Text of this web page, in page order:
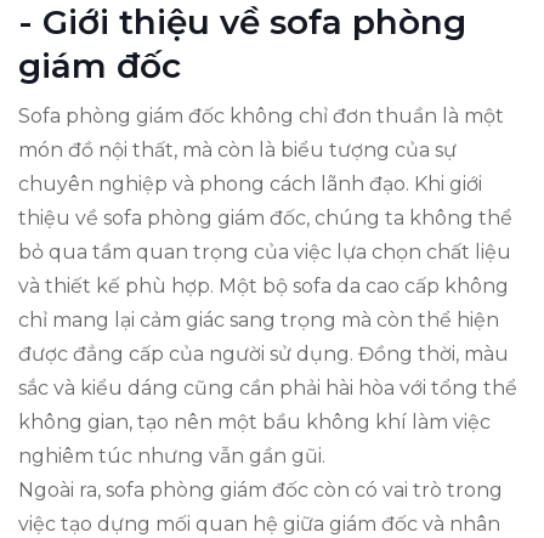
- Giới thiệu về sofa phòng
giám đốc
Sofa phòng giám đốc không chỉ đơn thuần là một
món đồ nội thất, mà còn là biểu tượng của sự
chuyên nghiệp và phong cách lãnh đạo. Khi giới
thiệu về sofa phòng giám đốc, chúng ta không thể
bỏ qua tầm quan trọng của việc lựa chọn chất liệu
và thiết kế phù hợp. Một bộ sofa da cao cấp không
chỉ mang lại cảm giác sang trọng mà còn thể hiện
được đẳng cấp của người sử dụng. Đồng thời, màu
sắc và kiểu dáng cũng cần phải hài hòa với tổng thể
không gian, tạo nên một bầu không khí làm việc
nghiêm túc nhưng vẫn gần gũi.
Ngoài ra, sofa phòng giám đốc còn có vai trò trong
việc tạo dựng mối quan hệ giữa giám đốc và nhân